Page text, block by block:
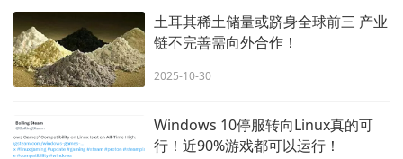
土耳其稀土储量或跻身全球前三 产业
链不完善需向外合作！
2025-10-30
Windows 10停服转向Linux真的可
行！近90%游戏都可以运行！